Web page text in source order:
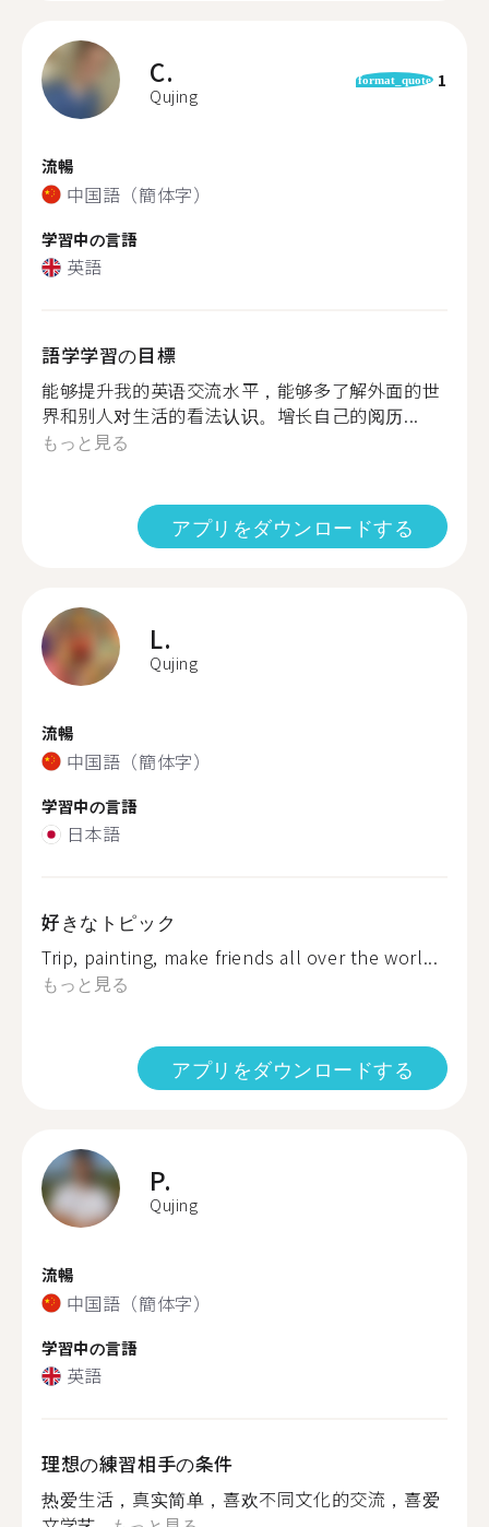
C.
Qujing
format_quote 1
流暢
中国語（簡体字）
学習中の言語
英語
語学学習の目標
能够提升我的英语交流水平，能够多了解外面的世
界和别人对生活的看法认识。增长自己的阅历...
もっと見る
アプリをダウンロードする
L.
Qujing
流暢
中国語（簡体字）
学習中の言語
日本語
好きなトピック
Trip, painting, make friends all over the worl...
もっと見る
アプリをダウンロードする
P.
Qujing
流暢
中国語（簡体字）
学習中の言語
英語
理想の練習相手の条件
热爱生活，真实简单，喜欢不同文化的交流，喜爱